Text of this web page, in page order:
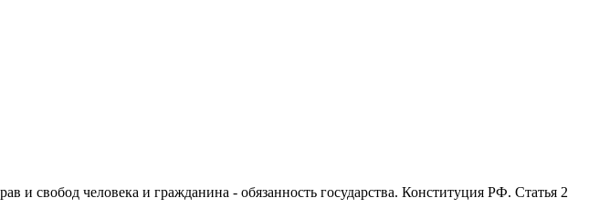
свобод человека и гражданина - обязанность государства. Конституция РФ. Статья 2